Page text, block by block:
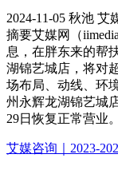
2024-11-05 秋池 艾
摘要艾媒网（
息，在胖东来的帮
湖锦艺城店，将对
场布局、动线、环
州永辉龙湖锦艺城
29日恢复正常营业。
艾媒咨询｜2023-